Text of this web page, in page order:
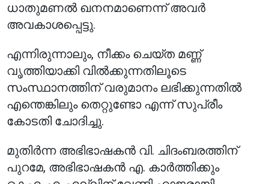
ധാതുമണൽ ഖനനമാണെന്ന് അവർ
അവകാശപ്പെട്ടു.
എന്നിരുന്നാലും, നീക്കം ചെയ്ത മണ്ണ്
വൃത്തിയാക്കി വിൽക്കുന്നതിലൂടെ
സംസ്ഥാനത്തിന് വരുമാനം ലഭിക്കുന്നതിൽ
എന്തെങ്കിലും തെറ്റുണ്ടോ എന്ന് സുപ്രീം
കോടതി ചോദിച്ചു.
മുതിർന്ന അഭിഭാഷകൻ വി. ചിദംബരത്തിന്
പുറമേ, അഭിഭാഷകൻ എ. കാർത്തിക്കും